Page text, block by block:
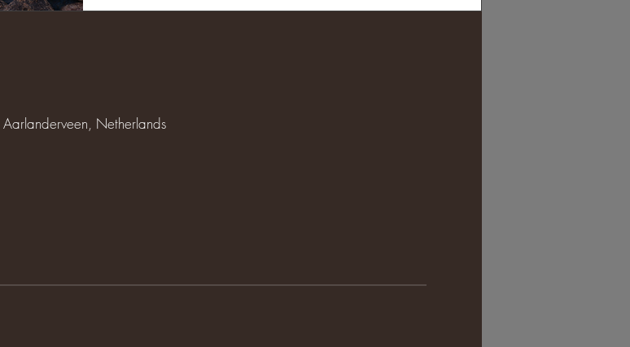
Netherlands